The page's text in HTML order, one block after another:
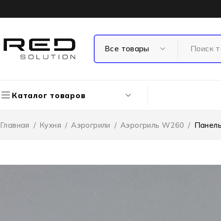
Каталог товаров
Главная / Кухня / Аэрогрили / Аэрогриль W260 /